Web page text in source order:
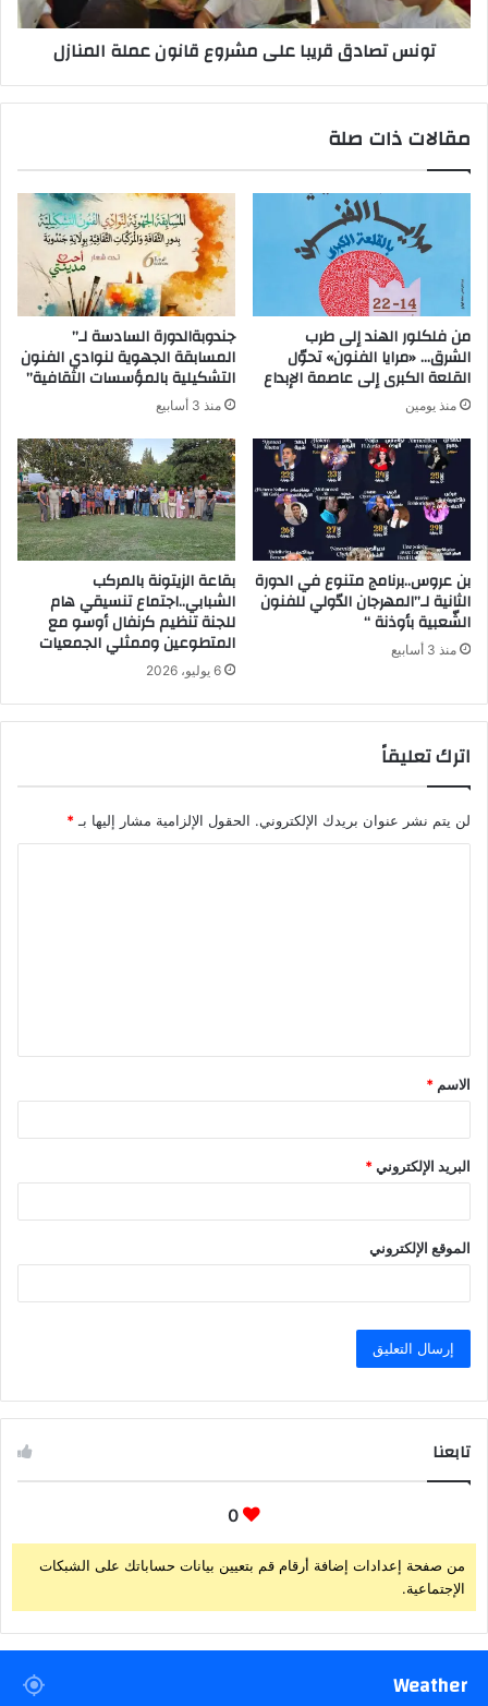
تونس تصادق قريبا على مشروع قانون عملة المنازل
مقالات ذات صلة
من فلكلور الهند إلى طرب
الشرق… «مرايا الفنون» تحوّل
القلعة الكبرى إلى عاصمة الإبداع
منذ يومين
جندوبةالدورة السادسة لـ”
المسابقة الجهوية لنوادي الفنون
التشكيلية بالمؤسسات الثقافية”
منذ 3 أسابيع
بن عروس..برنامج متنوع في الدورة
الثانية لـ”المهرجان الدّولي للفنون
الشّعبية بأوذنة “
منذ 3 أسابيع
بقاعة الزيتونة بالمركب
الشبابي..اجتماع تنسيقي هام
للجنة تنظيم كرنفال أوسو مع
المتطوعين وممثلي الجمعيات
6 يوليو، 2026
اترك تعليقاً
لن يتم نشر عنوان بريدك الإلكتروني. الحقول الإلزامية مشار إليها بـ*
ق
*
الاسم *
البريد الإلكتروني*
الموقع الإلكتروني
تابعنا
0
من صفحة إعدادات إضافة أرقام قم بتعيين بيانات حساباتك على الشبكات
الإجتماعية.
Weather